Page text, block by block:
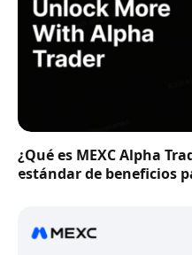
¿Qué es MEXC Alpha
estándar de beneficios